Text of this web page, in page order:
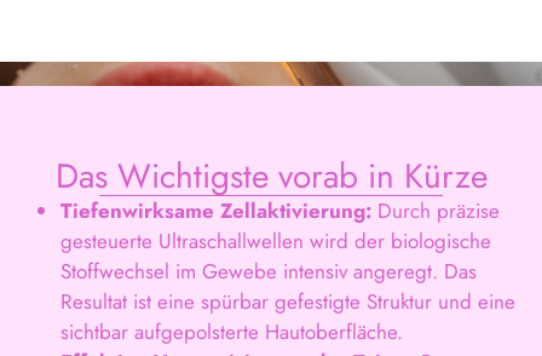
Das Wichtigste vorab in Kürze
Tiefenwirksame Zellaktivierung: Durch präzise
gesteuerte Ultraschallwellen wird der biologische
Stoffwechsel im Gewebe intensiv angeregt. Das
Resultat ist eine spürbar gefestigte Struktur und eine
sichtbar aufgepolsterte Hautoberfläche.